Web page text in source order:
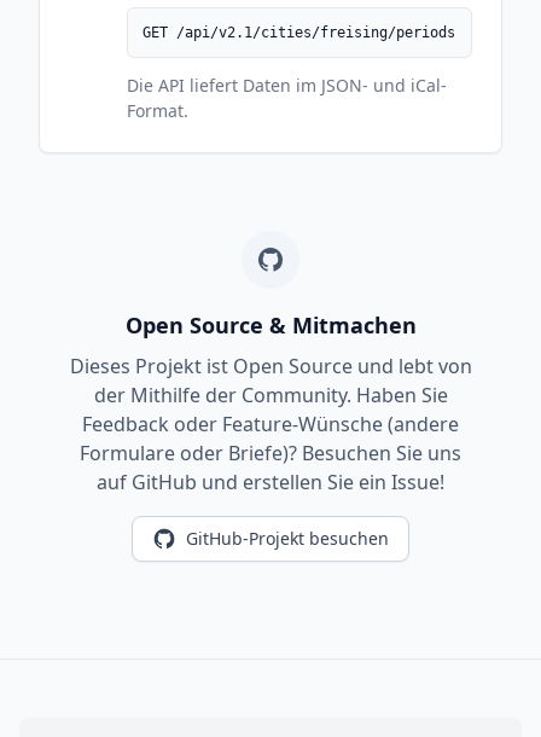
GET /api/v2.1/cities/freising/periods
Die API liefert Daten im JSON- und iCal-
Format.
Open Source & Mitmachen
Dieses Projekt ist Open Source und lebt von
der Mithilfe der Community. Haben Sie
Feedback oder Feature-Wünsche (andere
Formulare oder Briefe)? Besuchen Sie uns
auf GitHub und erstellen Sie ein Issue!
GitHub-Projekt besuchen